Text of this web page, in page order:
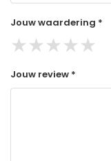
Jouw waardering *
★★★★★
Jouw review *